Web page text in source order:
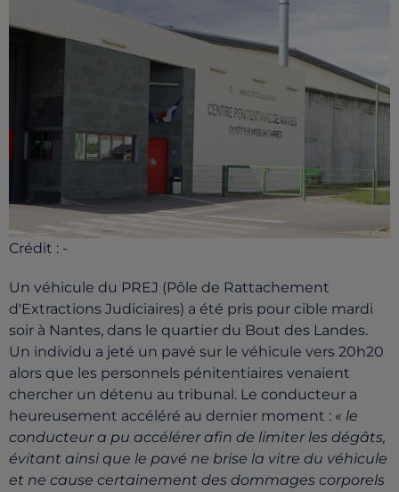
Crédit : -
Un véhicule du PREJ (Pôle de Rattachement
d'Extractions Judiciaires) a été pris pour cible mardi
soir à Nantes, dans le quartier du Bout des Landes.
Un individu a jeté un pavé sur le véhicule vers 20h20
alors que les personnels pénitentiaires venaient
chercher un détenu au tribunal. Le conducteur a
heureusement accéléré au dernier moment : « le
conducteur a pu accélérer afin de limiter les dégâts,
évitant ainsi que le pavé ne brise la vitre du véhicule
et ne cause certainement des dommages corporels